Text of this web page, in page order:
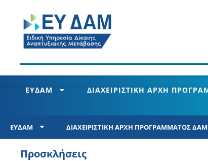
ΕΥΔΑΜ ΔΙΑΧΕΙΡΙΣΤΙΚΗ ΑΡΧΗ
ΕΥΔΑΜ ΔΙΑΧΕΙΡΙΣΤΙΚΗ ΑΡΧΗ ΠΡΟΓΡΑΜΜΑΤΟΣ ΔΑΜ
Προσκλήσεις